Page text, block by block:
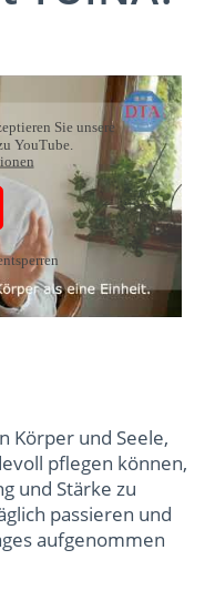
Sie unsere
YouTube.
Körper und Seele,
pflegen können,
und Stärke zu
passieren und
aufgenommen